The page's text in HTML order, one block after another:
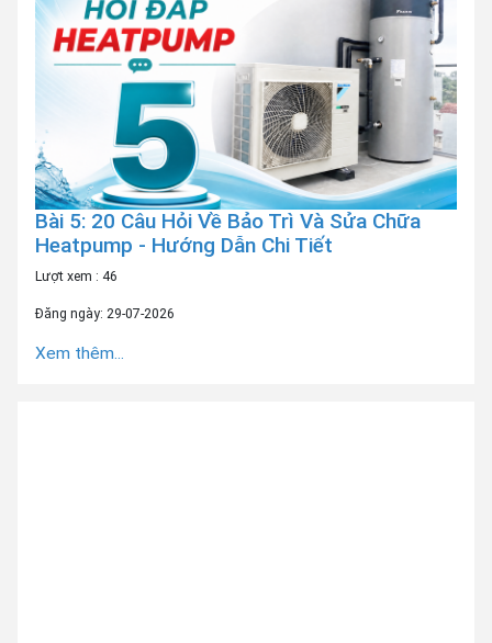
Bài 5: 20 Câu Hỏi Về Bảo Trì Và Sửa Chữa
Heatpump - Hướng Dẫn Chi Tiết
Lượt xem : 46
Đăng ngày: 29-07-2026
Xem thêm...